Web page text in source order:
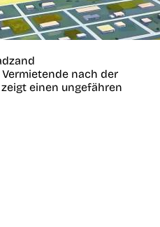
nach der
einen ungefähren